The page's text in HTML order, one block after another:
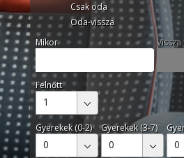
Csak oda
Oda-vissza
Mikor
Vissza
Felnőtt
1
Gyerekek (0-2)
0
Gyerekek (3-7)
0 0